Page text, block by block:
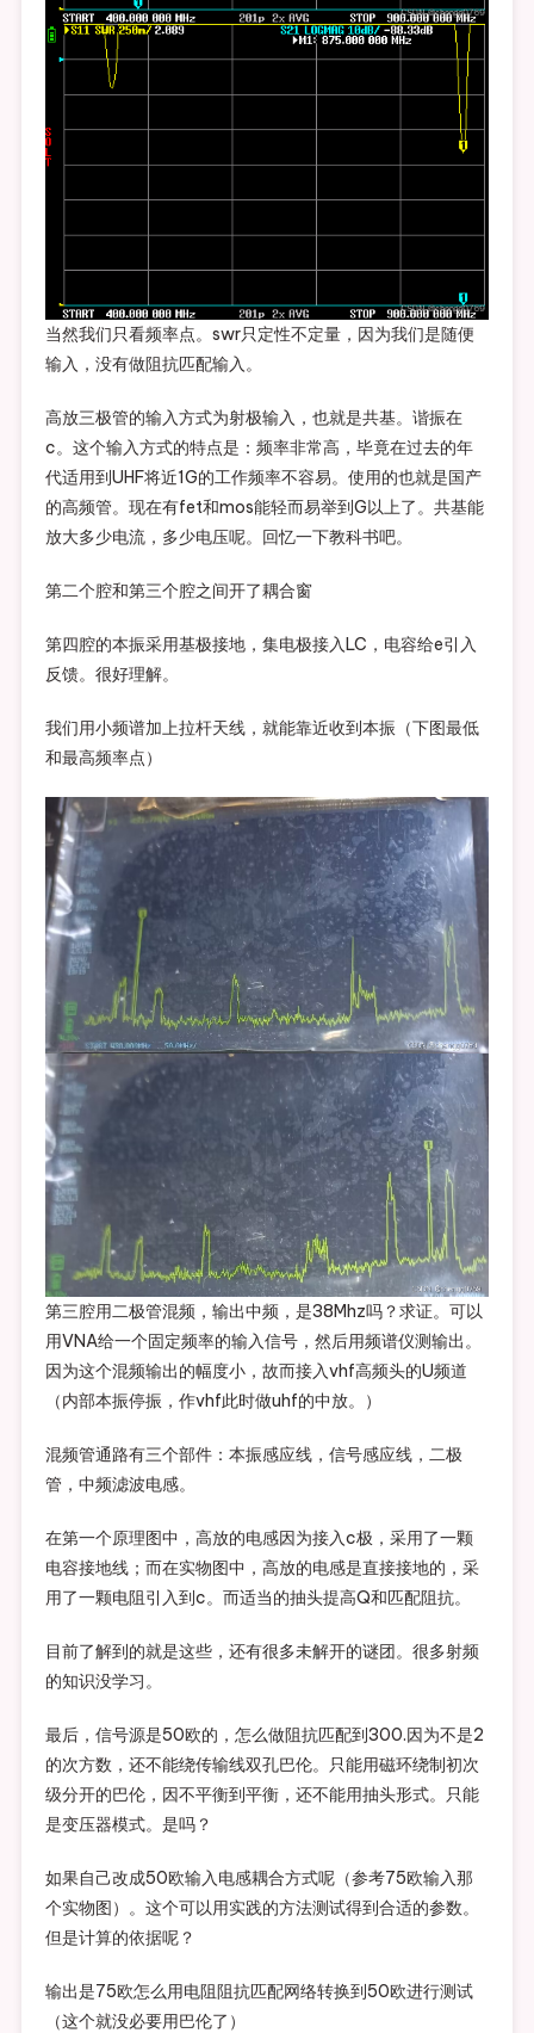
当然我们只看频率点。swr只定性不定量，因为我们是随便
输入，没有做阻抗匹配输入。
高放三极管的输入方式为射极输入，也就是共基。谐振在
c。这个输入方式的特点是：频率非常高，毕竟在过去的年
代适用到UHF将近1G的工作频率不容易。使用的也就是国产
的高频管。现在有fet和mos能轻而易举到G以上了。共基能
放大多少电流，多少电压呢。回忆一下教科书吧。
第二个腔和第三个腔之间开了耦合窗
第四腔的本振采用基极接地，集电极接入LC，电容给e引入
反馈。很好理解。
我们用小频谱加上拉杆天线，就能靠近收到本振（下图最低
和最高频率点）
第三腔用二极管混频，输出中频，是38Mhz吗？求证。可以
用VNA给一个固定频率的输入信号，然后用频谱仪测输出。
因为这个混频输出的幅度小，故而接入vhf高频头的U频道
（内部本振停振，作vhf此时做uhf的中放。）
混频管通路有三个部件：本振感应线，信号感应线，二极
管，中频滤波电感。
在第一个原理图中，高放的电感因为接入c极，采用了一颗
电容接地线；而在实物图中，高放的电感是直接接地的，采
用了一颗电阻引入到c。而适当的抽头提高Q和匹配阻抗。
目前了解到的就是这些，还有很多未解开的谜团。很多射频
的知识没学习。
最后，信号源是50欧的，怎么做阻抗匹配到300.因为不是2
的次方数，还不能绕传输线双孔巴伦。只能用磁环绕制初次
级分开的巴伦，因不平衡到平衡，还不能用抽头形式。只能
是变压器模式。是吗？
如果自己改成50欧输入电感耦合方式呢（参考75欧输入那
个实物图）。这个可以用实践的方法测试得到合适的参数。
但是计算的依据呢？
输出是75欧怎么用电阻阻抗匹配网络转换到50欧进行测试
（这个就没必要用巴伦了）